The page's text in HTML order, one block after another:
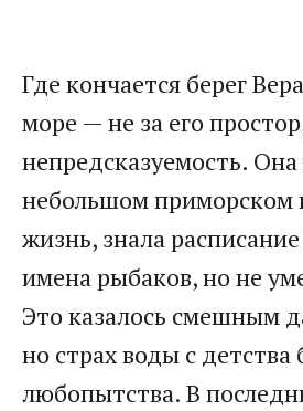
Где кончается берег
море — не за его
непредсказуемость.
небольшом приморском
жизнь, знала
имена рыбаков, но не
Это казалось смешным
но страх воды с детства
любопытства. В